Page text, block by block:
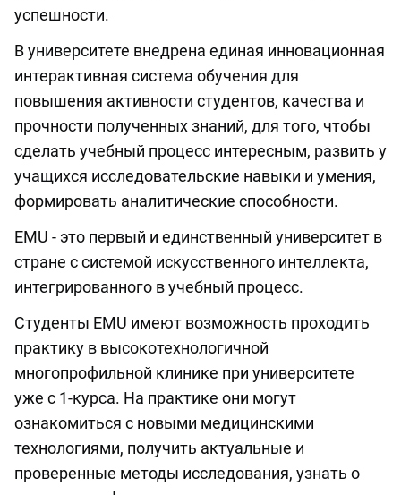
успешности.
В университете внедрена единая инновационная
интерактивная система обучения для
повышения активности студентов, качества и
прочности полученных знаний, для того, чтобы
сделать учебный процесс интересным, развить у
учащихся исследовательские навыки и умения,
формировать аналитические способности.
EMU - это первый и единственный университет в
стране с системой искусственного интеллекта,
интегрированного в учебный процесс.
Студенты EMU имеют возможность проходить
практику в высокотехнологичной
многопрофильной клинике при университете
уже с 1-курса. На практике они могут
ознакомиться с новыми медицинскими
технологиями, получить актуальные и
проверенные методы исследования, узнать о